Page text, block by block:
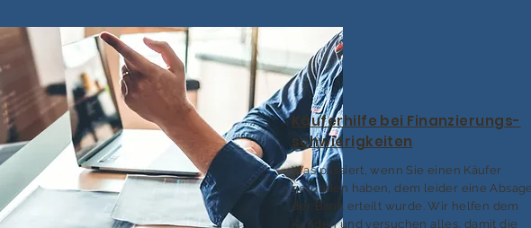
Käuferhilfe bei Finanzierungs-
schwierigkeiten
Was passiert, wenn Sie einen Käufer
gefunden haben, dem leider eine
der Bank erteilt wurde. Wir helfen dem
Kunden und versuchen alles, damit die